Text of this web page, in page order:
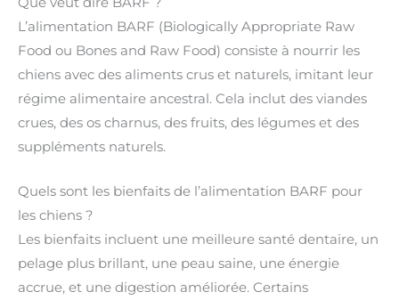
L’alimentation BARF (Biologically Appropriate Raw
Food ou Bones and Raw Food) consiste à nourrir les
chiens avec des aliments crus et naturels, imitant leur
régime alimentaire ancestral. Cela inclut des viandes
crues, des os charnus, des fruits, des légumes et des
suppléments naturels.
Quels sont les bienfaits de l’alimentation BARF pour
les chiens ?
Les bienfaits incluent une meilleure santé dentaire, un
pelage plus brillant, une peau saine, une énergie
accrue, et une digestion améliorée. Certains